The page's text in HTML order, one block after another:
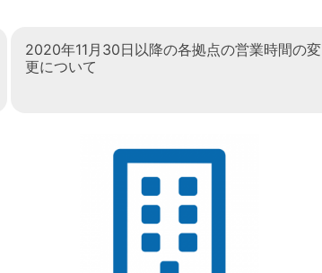
2020年11月30日以降の各拠点の営業時間の変
更について